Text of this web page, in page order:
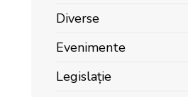
Diverse
Evenimente
Legislație